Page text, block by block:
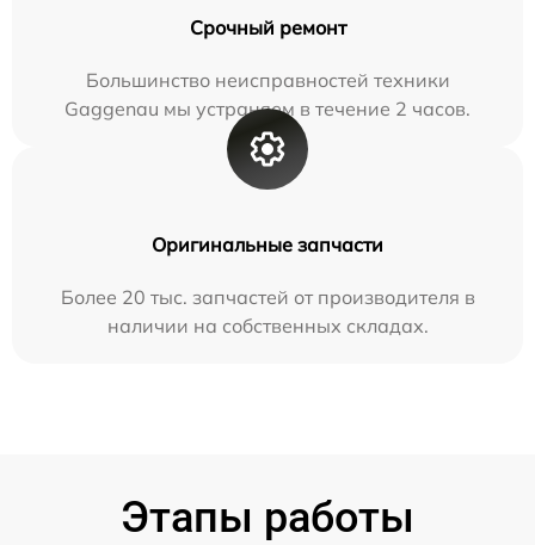
Срочный ремонт
Большинство неисправностей техники
Gaggenau мы устраняем в течение 2 часов.
Оригинальные запчасти
Более 20 тыс. запчастей от производителя в
наличии на собственных складах.
Этапы работы